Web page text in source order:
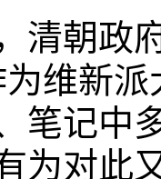
清朝政
维新
笔记中
为对此